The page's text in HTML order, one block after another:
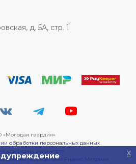
д. 5А, стр. 1
«Молодая гвардия»
обработки персональных данных
данных посредством Яндекс Метрики
x